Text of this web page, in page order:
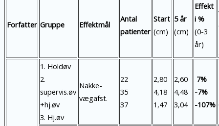
Forfatter Gruppe Effektmål
Antal
patienter
Start
(cm)
5 år
(cm)
Effekt
i %
(0-3
år)
1. Holdøv
2.
supervis.øv
+hj.øv
3. Hj.øv
Nakke-
vægafst.
22
35
37
2,80
4,18
1,47
2,60
4,48
3,04
7%
-7%
-107%